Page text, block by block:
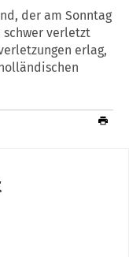
der am Sonntag
verletzt
erlag,